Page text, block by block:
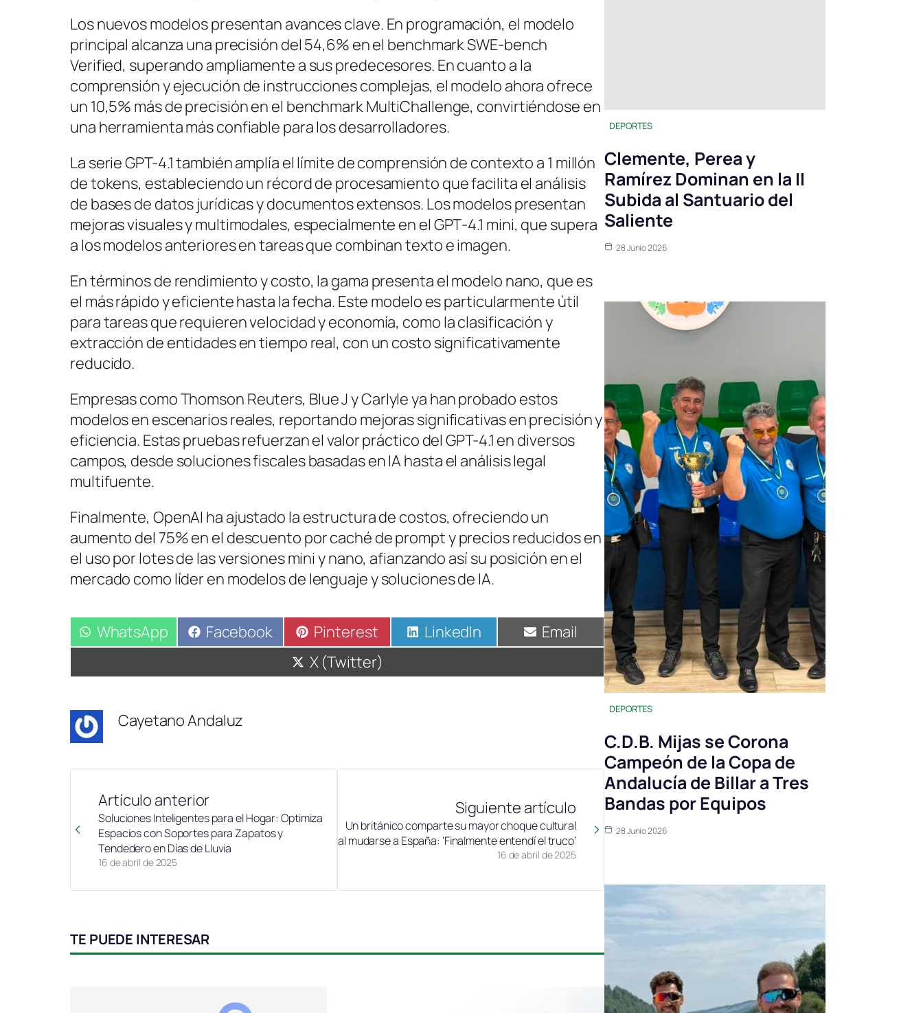
Los nuevos modelos presentan avances clave. En programación, el modelo
principal alcanza una precisión del 54,6% en el benchmark SWE-bench
Verified, superando ampliamente a sus predecesores. En cuanto a la
comprensión y ejecución de instrucciones complejas, el modelo ahora ofrece
un 10,5% más de precisión en el benchmark MultiChallenge, convirtiéndose en
una herramienta más confiable para los desarrolladores.
La serie GPT-4.1 también amplía el límite de comprensión de contexto a 1 millón
de tokens, estableciendo un récord de procesamiento que facilita el análisis
de bases de datos jurídicas y documentos extensos. Los modelos presentan
mejoras visuales y multimodales, especialmente en el GPT‑4.1 mini, que supera
a los modelos anteriores en tareas que combinan texto e imagen.
En términos de rendimiento y costo, la gama presenta el modelo nano, que es
el más rápido y eficiente hasta la fecha. Este modelo es particularmente útil
para tareas que requieren velocidad y economía, como la clasificación y
extracción de entidades en tiempo real, con un costo significativamente
reducido.
Empresas como Thomson Reuters, Blue J y Carlyle ya han probado estos
modelos en escenarios reales, reportando mejoras significativas en precisión y
eficiencia. Estas pruebas refuerzan el valor práctico del GPT-4.1 en diversos
campos, desde soluciones fiscales basadas en IA hasta el análisis legal
multifuente.
Finalmente, OpenAI ha ajustado la estructura de costos, ofreciendo un
aumento del 75% en el descuento por caché de prompt y precios reducidos en
el uso por lotes de las versiones mini y nano, afianzando así su posición en el
mercado como líder en modelos de lenguaje y soluciones de IA.
Compartir
en
WhatsApp Compartir
en
Facebook Compartir
en
Pinterest Compartir
en
LinkedIn Compartir
en
Email
Compartir
en
X (Twitter)
Cayetano Andaluz
Artículo anterior
16 de abril de 2025
Soluciones Inteligentes para el Hogar: Optimiza
Espacios con Soportes para Zapatos y
Tendedero en Días de Lluvia
Siguiente artículo
16 de abril de 2025
Un británico comparte su mayor choque cultural
al mudarse a España: ‘Finalmente entendí el truco’
TE PUEDE INTERESAR
DEPORTES
Clemente, Perea y
Ramírez Dominan en la II
Subida al Santuario del
Saliente
28 Junio 2026
DEPORTES
C.D.B. Mijas se Corona
Campeón de la Copa de
Andalucía de Billar a Tres
Bandas por Equipos
28 Junio 2026